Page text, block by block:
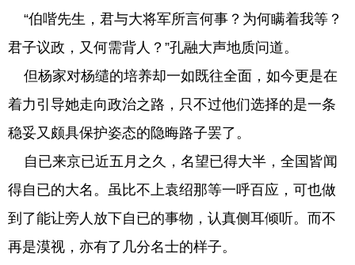
“伯喈先生，君与大将军所言何事？为何瞒着我等？
君子议政，又何需背人？”孔融大声地质问道。
但杨家对杨缱的培养却一如既往全面，如今更是在
着力引导她走向政治之路，只不过他们选择的是一条
稳妥又颇具保护姿态的隐晦路子罢了。
自已来京已近五月之久，名望已得大半，全国皆闻
得自已的大名。虽比不上袁绍那等一呼百应，可也做
到了能让旁人放下自已的事物，认真侧耳倾听。而不
再是漠视，亦有了几分名士的样子。